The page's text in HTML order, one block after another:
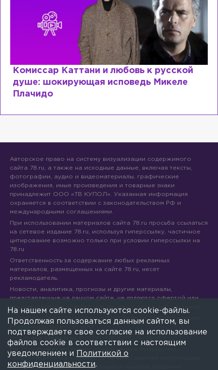
и любовь к русской
исповедь Микеле
Специалист
почему мир
Авторское право на систему визуализации содержимого
сайта 78.ru, а также на исходные данные, включая тексты,
фотографии, аудио и видеоматериалы, графические
изображения, иные произведения и товарные знаки
принадлежит ООО «ТВ КУПОЛ». Указанная информация
охраняется в соответствии с законодательством РФ и
международными соглашениями.
При использовании материалов сайта 78.ru просьба ссылаться
на сетевое издание 78.ru, используя гиперссылку, частичное
цитирование возможно только при условии гиперссылки на
78.ru
Ответственность за содержание любых рекламных
материалов, размещенных на сайте 78.ru, несет
рекламодатель.
Новости, аналитика, прогнозы и другие материалы,
представленные на данном сайте, не являются офертой или
рекомендацией к покупке или продаже каких-либо активов.
Свидетельство о регистрации СМИ Эл № ФС77-71293 выдано
Все права защищены © ООО «ТВ КУПОЛ»
На 78.ru применяются рекомендательные технологии
(информационные технологии предоставления информации
на основе сбора, систематизации и анализа сведений,
На нашем сайте используются cookie-файлы.
Продолжая пользоваться данным сайтом, вы
подтверждаете свое согласие на использование
файлов cookie в соответствии с настоящим
уведомлением и
Политикой о
конфиденциальности.